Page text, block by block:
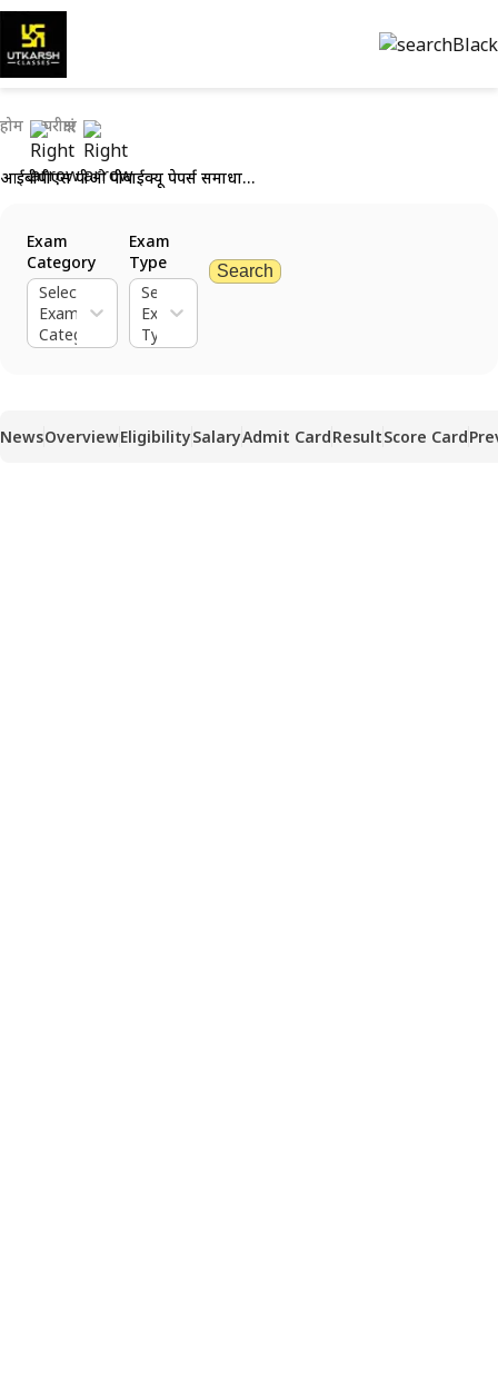
होम परीक्षाएं
आईबीपीएस पीओ पीवाईक्यू पेपर्स समाधान सहित: पीडीएफ डाउनलोड करें
Exam
Category
Select
Exam
Category
Exam
Type
Select
Exam
Type
Search
NewsOverviewEligibilitySalaryAdmit CardResultScore Card